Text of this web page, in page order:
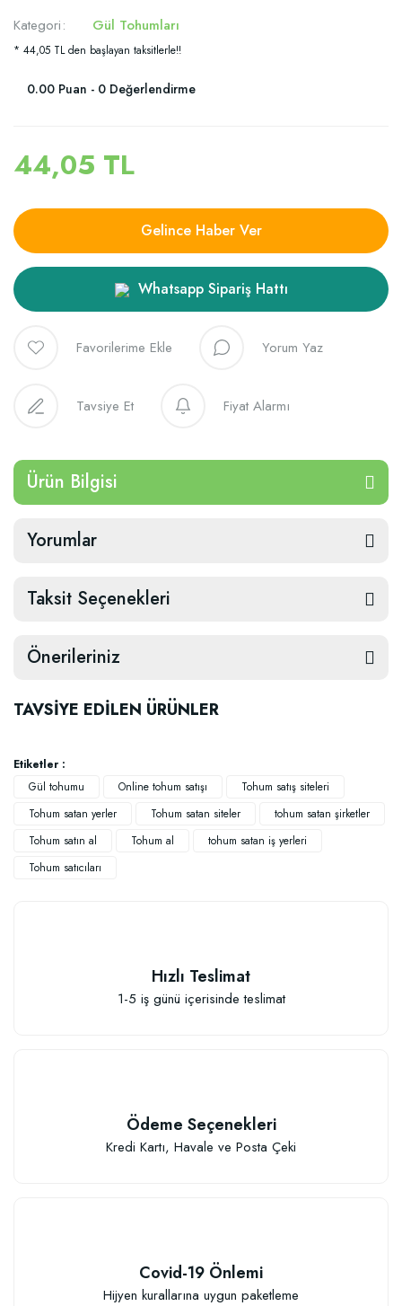
Kategori Gül Tohumları
* 44,05 TL den başlayan taksitlerle!!
0.00 Puan - 0 Değerlendirme
44,05 TL
Gelince Haber Ver
Whatsapp Sipariş Hattı
Yorum Yaz
Tavsiye Et Fiyat Alarmı
Ürün Bilgisi
Yorumlar
Taksit Seçenekleri
Önerileriniz
TAVSİYE EDİLEN ÜRÜNLER
Sepete Ekle
Etiketler :
Gül tohumu
Online tohum satışı
Tohum satış siteleri
Tohum satan yerler
Tohum satan siteler
tohum satan şirketler
Tohum satın al
Tohum al
tohum satan iş yerleri
Tohum satıcıları
Hızlı Teslimat
1-5 iş günü içerisinde teslimat
Ödeme Seçenekleri
Kredi Kartı, Havale ve Posta Çeki
Covid-19 Önlemi
Hijyen kurallarına uygun paketleme